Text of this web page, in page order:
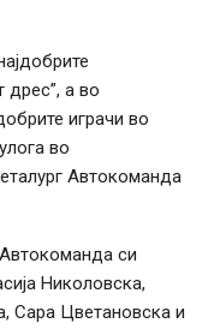
дрес”, а во
играчи во
во
Автокоманда
си
Николовска,
Сара Цветановска и